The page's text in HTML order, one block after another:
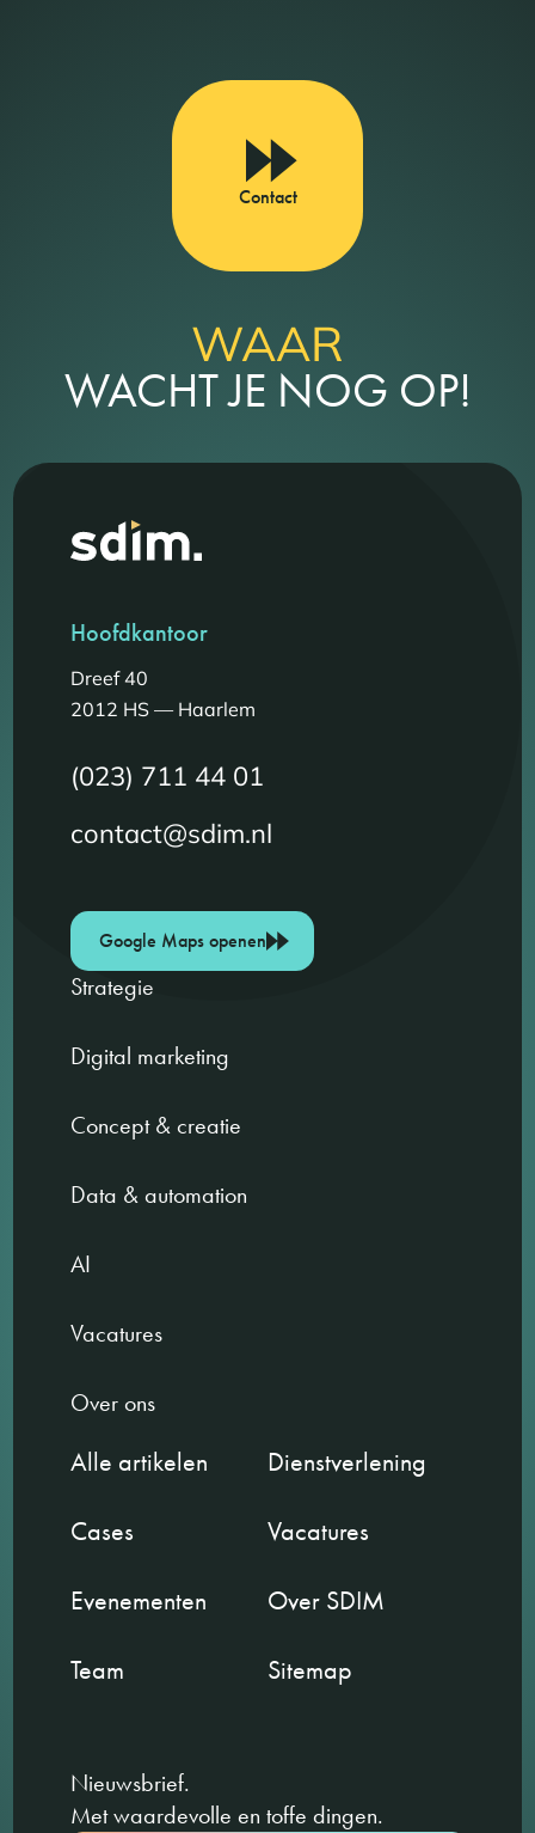
Contact
WAAR
WACHT JE NOG OP!
Hoofdkantoor
Dreef 40
2012 HS — Haarlem
(023) 711 44 01
contact@sdim.nl
Google Maps openen
Strategie
Digital marketing
Concept & creatie
Data & automation
AI
Vacatures
Over ons
Alle artikelen
Dienstverlening
Cases
Vacatures
Evenementen
Over SDIM
Team
Sitemap
Nieuwsbrief.
Met waardevolle en toffe dingen.